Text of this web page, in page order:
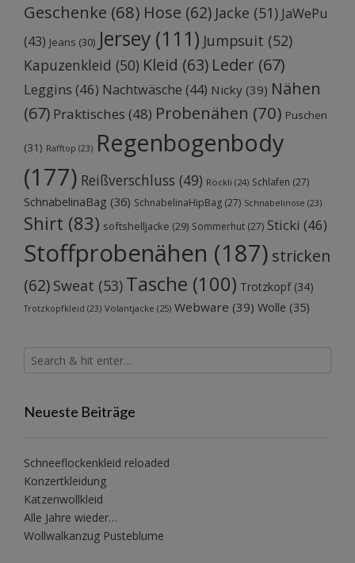
Geschenke (68) Hose (62) Jacke (51) JaWePu
(43) Jeans (30) Jersey (111) Jumpsuit (52)
Kapuzenkleid (50) Kleid (63) Leder (67)
Leggins (46) Nachtwäsche (44) Nicky (39) Nähen
(67) Praktisches (48) Probenähen (70) Puschen
(31) Rafftop (23) Regenbogenbody
(177) Reißverschluss (49) Röckli (24) Schlafen (27)
SchnabelinaBag (36) SchnabelinaHipBag (27) Schnabelinose (23)
Shirt (83) softshelljacke (29) Sommerhut (27) Sticki (46)
Stoffprobenähen (187) stricken
(62) Sweat (53) Tasche (100) Trotzkopf(34)
Trotzkopfkleid (23) Volantjacke (25) Webware (39) Wolle (35)
Neueste Beiträge
Schneeflockenkleid reloaded
Konzertkleidung
Katzenwollkleid
Alle Jahre wieder…
Wollwalkanzug Pusteblume